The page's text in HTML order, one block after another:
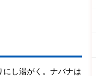
にし湯がく。ナバナは